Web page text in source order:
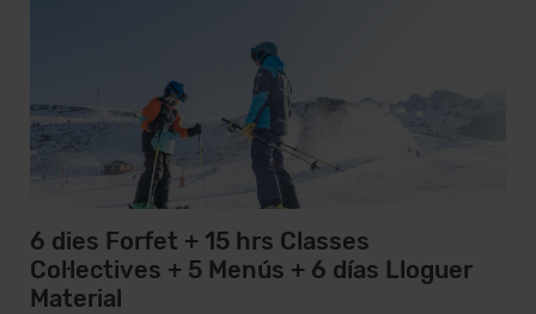
6 dies Forfet + 15 hrs Classes
Col·lectives + 5 Menús + 6 días Lloguer
Material